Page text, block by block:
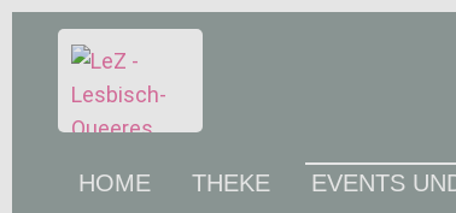
Navigation
HOME THEKE EVENTS